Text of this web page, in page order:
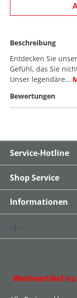
Beschreibung
Entdecken Sie
Gefühl, das Sie
Unser legendäre…
Bewertungen
Service-Hotline
Shop Service
Informationen
Werbeartikel